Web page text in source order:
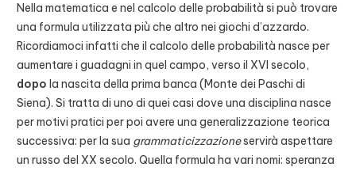
Nella matematica e nel calcolo delle probabilità si può trovare
una formula utilizzata più che altro nei giochi d’azzardo.
Ricordiamoci infatti che il calcolo delle probabilità nasce per
aumentare i guadagni in quel campo, verso il XVI secolo,
dopo la nascita della prima banca (Monte dei Paschi di
Siena). Si tratta di uno di quei casi dove una disciplina nasce
per motivi pratici per poi avere una generalizzazione teorica
successiva: per la sua grammaticizzazioneservirà aspettare
un russo del XX secolo. Quella formula ha vari nomi: speranza